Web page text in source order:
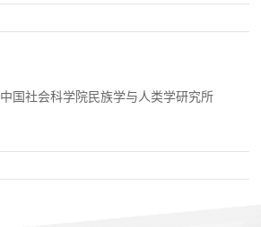
国社会科学院民族学与人类学研究所